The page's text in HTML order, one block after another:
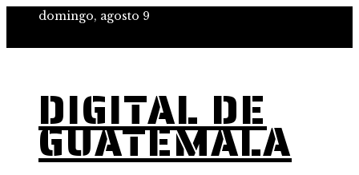
domingo, agosto 9
DIGITAL DE
GUATEMALA